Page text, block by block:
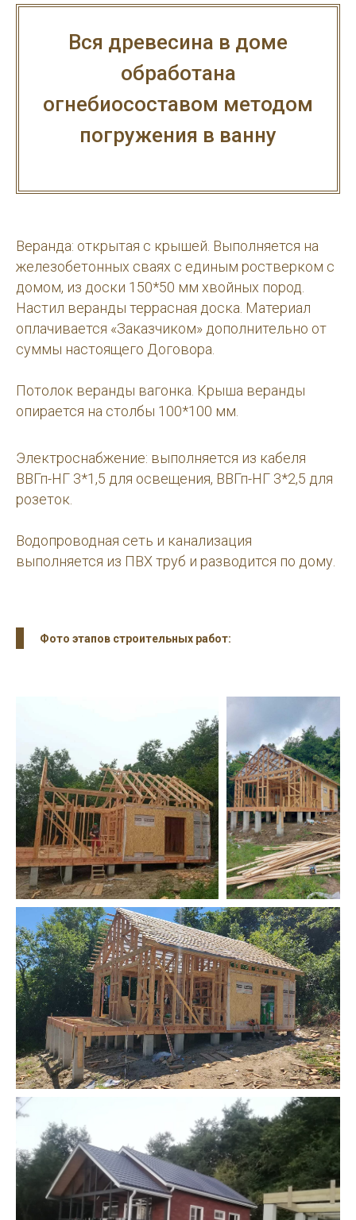
Вся древесина в доме
обработана
огнебиосоставом методом
погружения в ванну
Веранда: открытая с крышей. Выполняется на
железобетонных сваях с единым ростверком с
домом, из доски 150*50 мм хвойных пород.
Настил веранды террасная доска. Материал
оплачивается «Заказчиком» дополнительно от
суммы настоящего Договора.
Потолок веранды вагонка. Крыша веранды
опирается на столбы 100*100 мм.
Электроснабжение: выполняется из кабеля
ВВГп-НГ 3*1,5 для освещения, ВВГп-НГ 3*2,5 для
розеток.
Водопроводная сеть и канализация
выполняется из ПВХ труб и разводится по дому.
Фото этапов строительных работ: